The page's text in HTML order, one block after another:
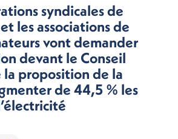
syndicales de
les associations de
vont demander
devant le Conseil
la proposition de la
de 44,5 % les